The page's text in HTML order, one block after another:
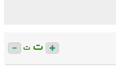
ت ت